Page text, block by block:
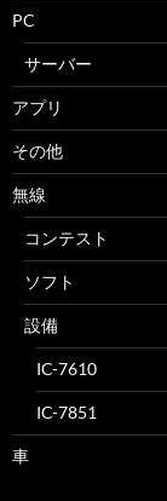
PC
サーバー
アプリ
その他
無線
コンテスト
ソフト
設備
IC-7610
IC-7851
車